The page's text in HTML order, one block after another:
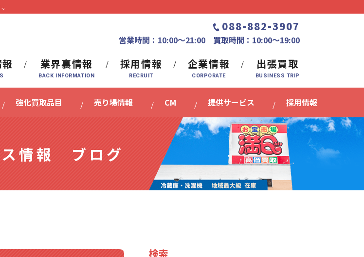
088-882-3907
営業時間：10:00〜21:00 買取時間：10:00～19:00
業界裏情報 採用情報 企業情報 出張買取
強化買取品目 売り場情報 CM 提供サービス 採用情報
ス情報 ブログ
検索